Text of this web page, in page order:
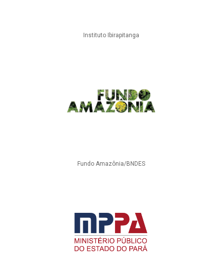
Instituto Ibirapitanga
Fundo Amazônia/BNDES